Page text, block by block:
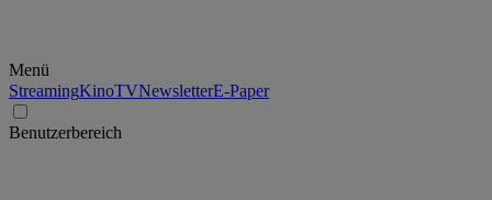
Menü
StreamingKinoTVNewsletterE-Paper
Benutzerbereich